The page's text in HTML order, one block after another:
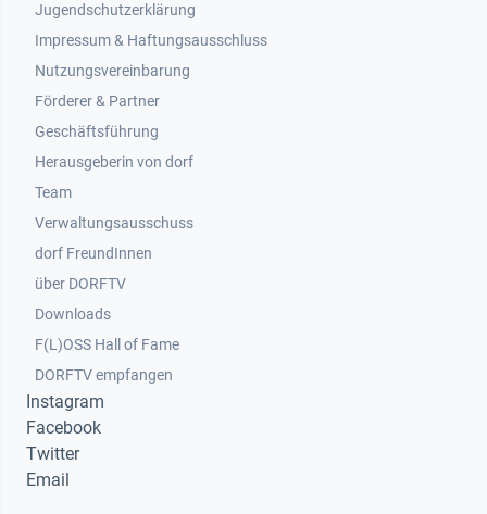
Jugendschutzerklärung
Impressum & Haftungsausschluss
Nutzungsvereinbarung
Footer 2
Förderer & Partner
Geschäftsführung
Herausgeberin von dorf
Team
Verwaltungsausschuss
dorf FreundInnen
Footer 3
über DORFTV
Downloads
F(L)OSS Hall of Fame
Footer 4
DORFTV empfangen
Instagram
Facebook
Twitter
Email